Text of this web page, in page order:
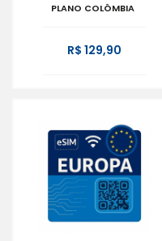
PLANO COLÔMBIA
R$ 129,90